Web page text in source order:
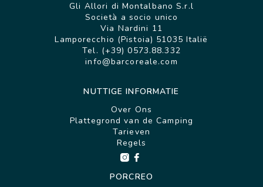
Gli Allori di Montalbano S.r.l
Società a socio unico
Via Nardini 11
Lamporecchio (Pistoia) 51035 Italië
Tel. (+39) 0573.88.332
info@barcoreale.com
NUTTIGE INFORMATIE
Over Ons
Plattegrond van de Camping
Tarieven
Regels
PORCREO